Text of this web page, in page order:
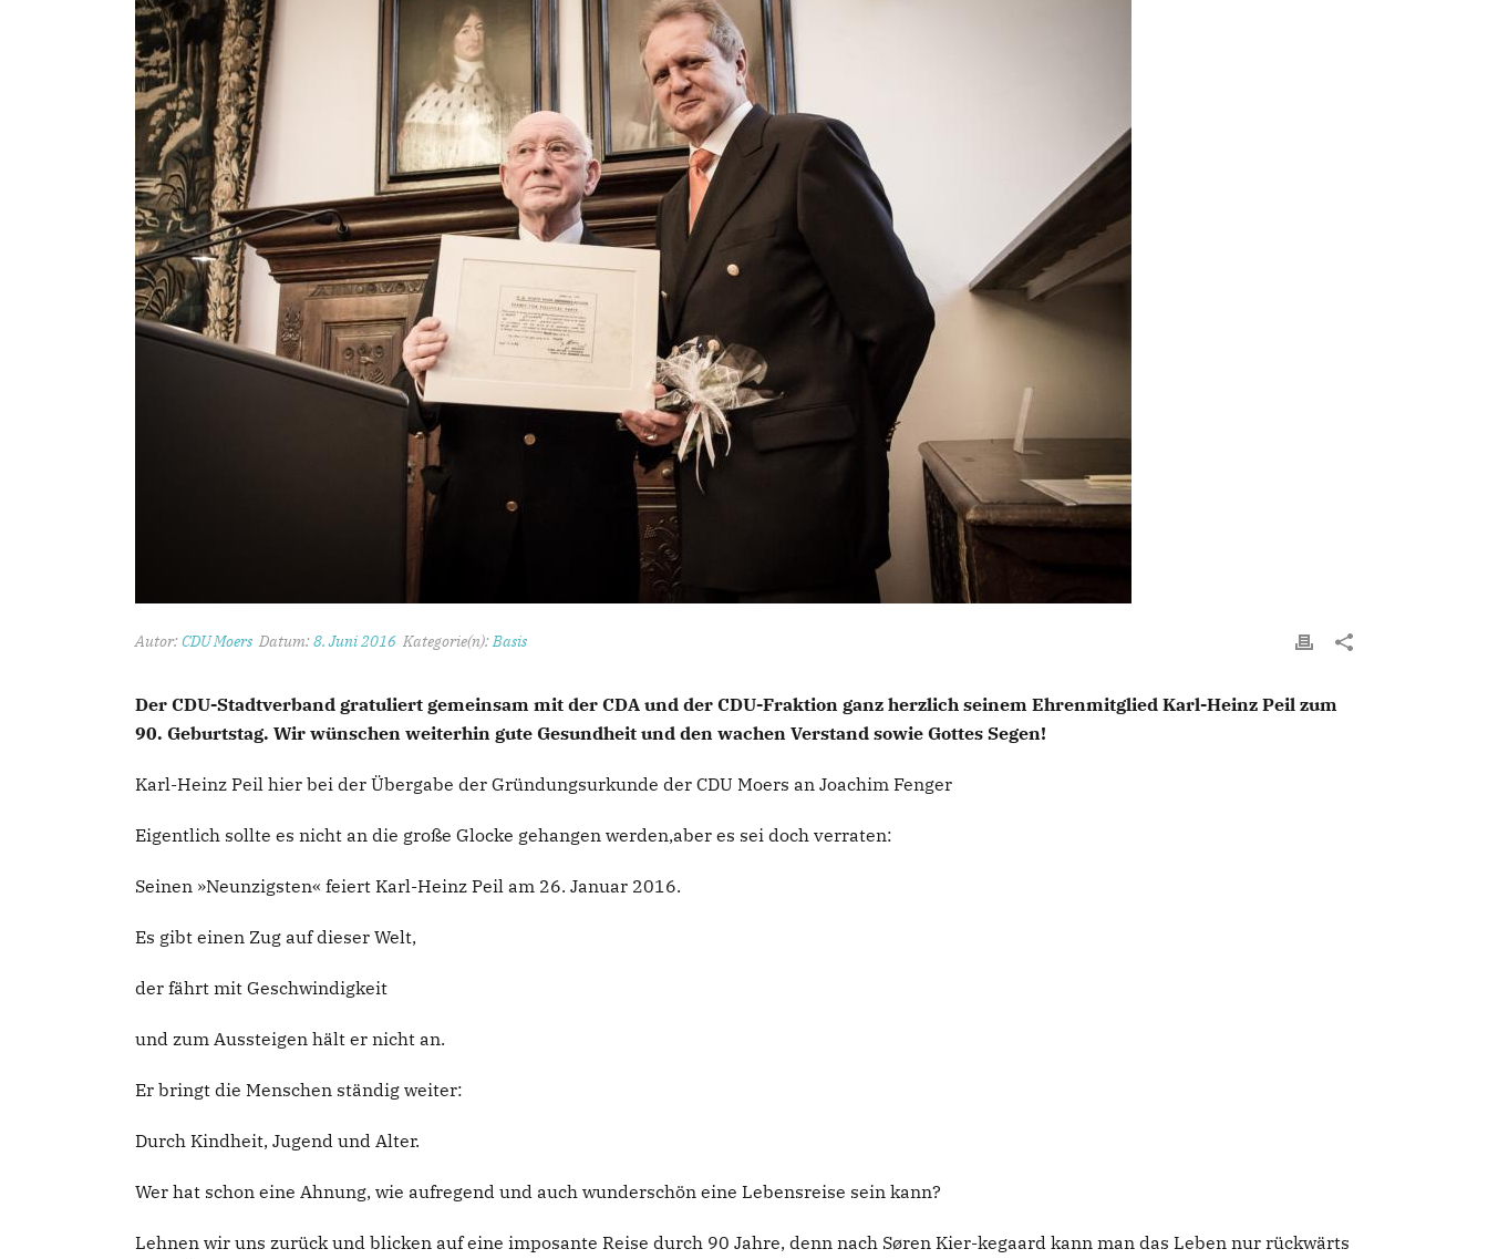
Autor:CDU Moers Datum:8. Juni 2016 Kategorie(n):Basis
Der CDU-Stadtverband gratuliert gemeinsam mit der CDA und der CDU-Fraktion ganz herzlich seinem Ehrenmitglied Karl-Heinz Peil zum
90. Geburtstag. Wir wünschen weiterhin gute Gesundheit und den wachen Verstand sowie Gottes Segen!
Karl-Heinz Peil hier bei der Übergabe der Gründungsurkunde der CDU Moers an Joachim Fenger
Eigentlich sollte es nicht an die große Glocke gehangen werden,aber es sei doch verraten:
Seinen »Neunzigsten« feiert Karl-Heinz Peil am 26. Januar 2016.
Es gibt einen Zug auf dieser Welt,
der fährt mit Geschwindigkeit
und zum Aussteigen hält er nicht an.
Er bringt die Menschen ständig weiter:
Durch Kindheit, Jugend und Alter.
Wer hat schon eine Ahnung, wie aufregend und auch wunderschön eine Lebensreise sein kann?
Lehnen wir uns zurück und blicken auf eine imposante Reise durch 90 Jahre, denn nach Søren Kier-kegaard kann man das Leben nur rückwärts